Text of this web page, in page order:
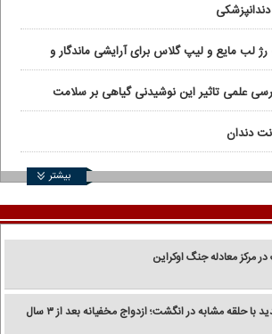
رژ لب مایع و لیپ گلاس برای آرایشی ماندگار و
علمی تاثیر این نوشیدنی گیاهی بر سلامت
دندان
بیشتر
مرکز معادله جنگ اوکراین
بردلی کوپر و جیجی حدید با حلقه‌ مشابه در انگشت؛ ازدواج مخفیانه بعد از ۳ سال